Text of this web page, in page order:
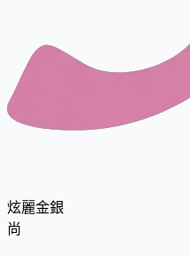
炫麗金銀
尚